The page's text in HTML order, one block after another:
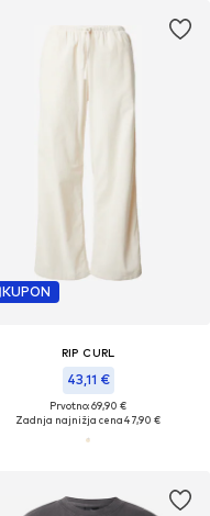
KUPON
RIP CURL
43,11 €
Prvotno: 69,90 €
Zadnja najnižja cena47,90 €